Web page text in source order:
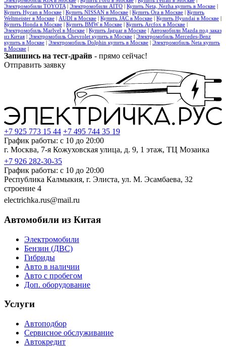
Электромобили TOYOTA | Электромобили AITO | Купить Neta, Nezha купить в Москве |
Купить Hycan в Москве | Купить NISSAN в Москве | Купить Ora в Москве | Купить
Weltmeister в Москве | AUDI в Москве | Купить JAC в Москве | Купить Hyundai в Москве |
Купить Honda в Москве | Купить BMW в Москве | Купить Arcfox в Москве |
Электромобиль Marlvel в Москве | Купить Jaguar в Москве | Автомобили Mazda под заказ
из Китая | Электромобиль Chevrolet купить в Москве | Электромобиль Mercedes-Benz
купить в Москве | Электромобиль Dolphin купить в Москве | Электромобиль Neta купить
в Москве |
Запишись на тест-драйв - прямо сейчас!
Отправить заявку
+7 925 773 15 44 +7 495 744 35 19
График работы: с 10 до 20:00
г. Москва, 7-я Кожуховская улица, д. 9, 1 этаж, ТЦ Мозаика
+7 926 282-30-35
График работы: с 10 до 20:00
Республика Калмыкия, г. Элиста, ул. М. Эсамбаева, 32
строение 4
electrichka.rus@mail.ru
Автомобили из Китая
Электромобили
Бензин (ДВС)
Гибриды
Авто в наличии
Авто с пробегом
Доп. оборудование
Услуги
Автоподбор
Сервисное обслуживание
Автокредит